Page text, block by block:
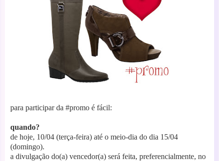
para participar da #promo é fácil:
quando?
de hoje, 10/04 (terça-feira) até o meio-dia do dia 15/04
(domingo).
a divulgação do(a) vencedor(a) será feita, preferencialmente, no